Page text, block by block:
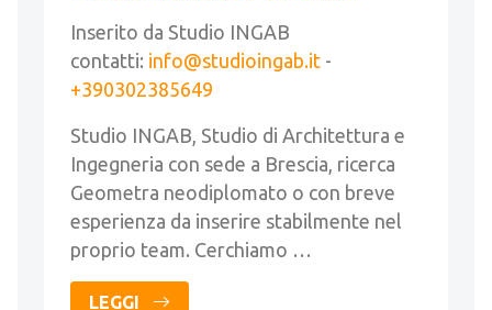
Inserito da Studio INGAB
contatti: info@studioingab.it -
+390302385649
Studio INGAB, Studio di Architettura e
Ingegneria con sede a Brescia, ricerca
Geometra neodiplomato o con breve
esperienza da inserire stabilmente nel
proprio team. Cerchiamo …
LEGGI